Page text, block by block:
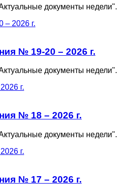
документы недели".
№ 19-20 – 2026 г.
документы недели".
№ 18 – 2026 г.
документы недели".
№ 17 – 2026 г.